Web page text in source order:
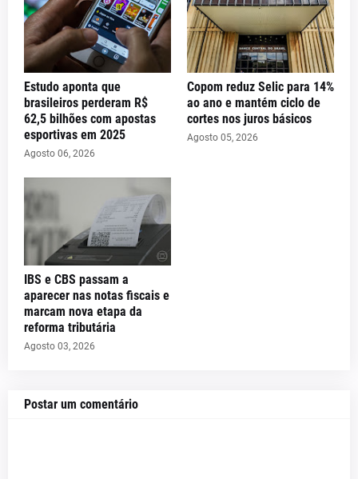
Estudo aponta que
brasileiros perderam R$
62,5 bilhões com apostas
esportivas em 2025
Agosto 06, 2026
Copom reduz Selic para 14%
ao ano e mantém ciclo de
cortes nos juros básicos
Agosto 05, 2026
IBS e CBS passam a
aparecer nas notas fiscais e
marcam nova etapa da
reforma tributária
Agosto 03, 2026
Postar um comentário